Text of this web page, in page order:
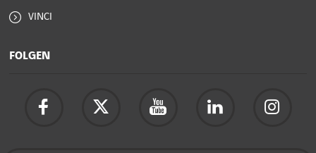
VINCI
FOLGEN